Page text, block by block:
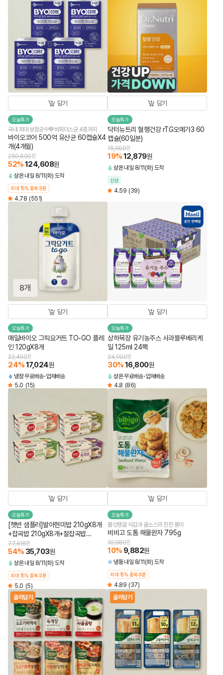
담기
오늘특가
국내 최대 보장균수💙비피더스균 4종까지
바이오코어 500억 유산균 60캡슐X4
개(4개월)
259,600원
52%124,608원
상온 내일 8/11(화) 도착
최대 15% 중복쿠폰
4.78 (551)
담기
오늘특가
닥터뉴트리 혈행건강 rTG오메가3 60
캡슐(60일분)
15,900원
19%12,879원
상온 내일 8/11(화) 도착
신상
4.59 (39)
담기
오늘특가
매일바이오 그릭요거트 TO-GO 플레
인 120gX8개
22,400원
24%17,024원
냉장무료배송 업체배송
5.0 (15)
담기
오늘특가
상하목장 유기농주스 사과블루베리케
일 125ml 24팩
24,000원
30%16,800원
상온무료배송 업체배송
4.8 (86)
담기
오늘특가
[햇반 샘플러]발아현미밥 210gX8개
+잡곡밥 210gX8개+찰잡곡밥
210gX8개+흑미밥 210gX8개(총32
개)
77,616원
54% 35,703원
상온 내일 8/11(화) 도착
최대 15% 중복쿠폰
5.0 (5)
담기
오늘특가
쫄깃탱글 식감과 굴소스의 진한 풍미
비비고 도톰 해물완자 795g
10,980원
10% 9,882원
냉동 내일 8/11(화) 도착
최대 15% 중복쿠폰
4.89 (37)
골라담기
골라담기